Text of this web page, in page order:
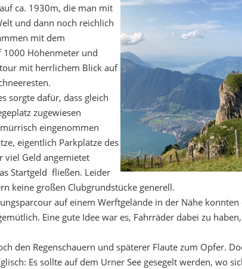
ca. 1930m, die man mit
und dann noch reichlich
mit dem
1000 Höhenmeter und
mit herrlichem Blick auf
sorgte dafür, dass gleich
zugewiesen
eingenommen
eigentlich Parkplätze des
viel Geld angemietet
Startgeld fließen. Leider
keine großen Clubgrundstücke generell.
auf einem Werftgelände in der Nähe
Eine gute Idee war es, Fahrräder dabei zu
den Regenschauern und späterer Flaute zum Opfer.
Es sollte auf dem Urner See gesegelt werden, wo